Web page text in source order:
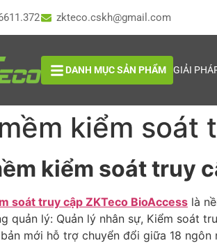
zkteco.cskh@gmail.com
DANH MỤC SẢN PHẨM GIẢI
kiểm soát
kiểm soát truy
soát truy cập ZKTeco BioAccess là
quản lý: Quản lý nhân sự, Kiểm soát
mới hỗ trợ chuyển đổi giữa 18 ngôn